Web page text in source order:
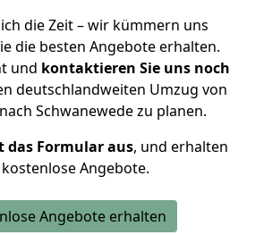
die Zeit – wir kümmern uns
die besten Angebote erhalten.
und kontaktieren Sie uns noch
deutschlandweiten Umzug von
Schwanewede zu planen.
das Formular aus, und erhalten
kostenlose Angebote.
Angebote erhalten